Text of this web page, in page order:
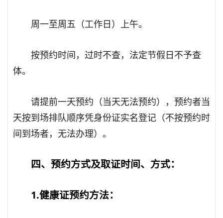
周一至周五（工作日）上午。
按预约时间，过时不查，法定节假日不予查
体。
请提前一天预约（当天无法预约），预约者当
天按到场排队顺序凭身份证实名登记（不按预约时
间到场者，无法办理）。
四、预约方式及取证时间、方式：
1.健康证预约方法：